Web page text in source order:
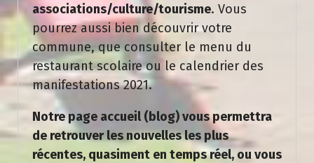
associations/culture/tourisme. Vous
pourrez aussi bien découvrir votre
commune, que consulter le menu du
restaurant scolaire ou le calendrier des
manifestations 2021.
Notre page accueil (blog) vous permettra
de retrouver les nouvelles les plus
récentes, quasiment en temps réel, ou vous